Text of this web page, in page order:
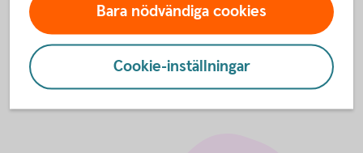
Bara nödvändiga cookies
Cookie-inställningar